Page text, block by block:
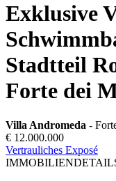
Exklusive
Stadtteil
Forte dei
Villa Andromeda -
€ 12.000.000
Vertrauliches Exposé